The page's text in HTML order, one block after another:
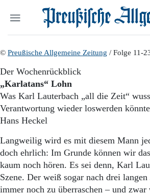
Politik
Gesellschaft
Leben
Pommern
Berlin-
Schlesien
Danzig und
Bücher
Suchen und finden
© Preußische Allgemeine Zeitung / Folge 11-
Der Wochenrückblick
„Karlatans“ Lohn
Was Karl Lauterbach „all die Zeit“
Verantwortung wieder loswerden könnte
Hans Heckel
Langweilig wird es mit diesem Mann
doch ehrlich: Im Grunde können wir
kaum noch hören. Es sei denn, Karl
Szene. Der weiß sogar nach drei langen
immer noch zu überraschen – und zwar